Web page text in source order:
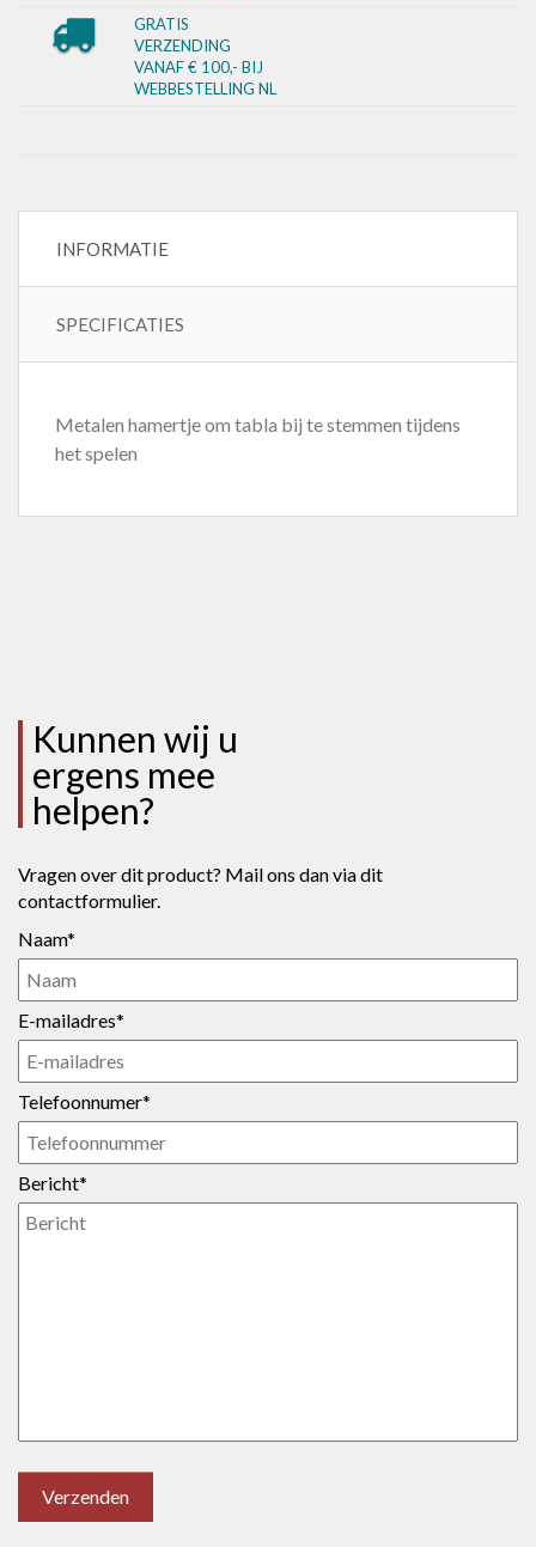
GRATIS
VERZENDING
VANAF € 100,- BIJ
WEBBESTELLING NL
INFORMATIE
SPECIFICATIES
Metalen hamertje om tabla bij te stemmen tijdens
het spelen
Kunnen wij u
ergens mee
helpen?
Vragen over dit product? Mail ons dan via dit
contactformulier.
Naam*
E-mailadres*
Telefoonnumer*
Bericht*
Verzenden